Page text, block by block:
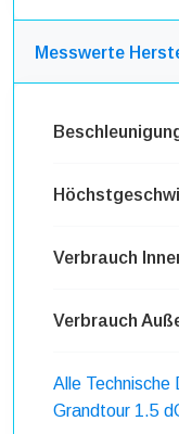
Messwerte
Verbrauch
Verbrauch
Alle Technische
Grandtour 1.5